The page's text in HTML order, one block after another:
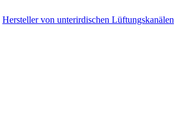
Hersteller von unterirdischen Lüftungskanälen